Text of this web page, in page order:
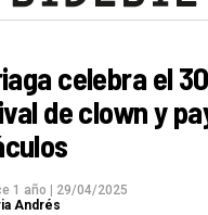
celebra el
de clown y
1 año
29/04/2025
Andrés